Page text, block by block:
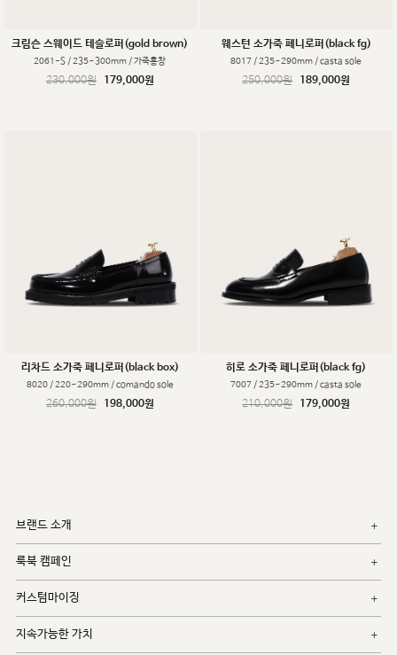
크림슨 스웨이드 테슬로퍼(gold brown)
2061-S / 235~300mm / 가죽홍창
230,000원 179,000원
웨스턴 소가죽 페니로퍼(black fg)
8017 / 235~290mm / casta sole
250,000원 189,000원
리차드 소가죽 페니로퍼(black box)
8020 / 220~290mm / comando sole
260,000원 198,000원
히로 소가죽 페니로퍼(black fg)
7007 / 235~290mm / casta sole
210,000원 179,000원
브랜드 소개
룩북 캠페인
커스텀마이징
지속가능한 가치